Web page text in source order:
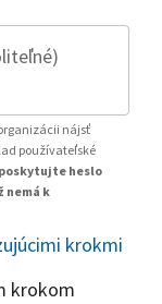
nájsť
používateľské
heslo
nemá k
krokmi
krokom